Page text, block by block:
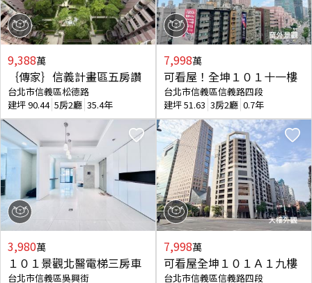
9,388萬
｛傳家｝信義計畫區五房讚
台北市信義區松德路
建坪90.44 5房2廳 35.4年
3,980萬
１０１景觀北醫電梯三房車
台北市信義區吳興街
7,998萬
可看屋！全坤１０１十一樓
台北市信義區信義路四段
建坪51.63 3房2廳 0.7年
7,998萬
可看屋全坤１０１Ａ１九樓
台北市信義區信義路四段